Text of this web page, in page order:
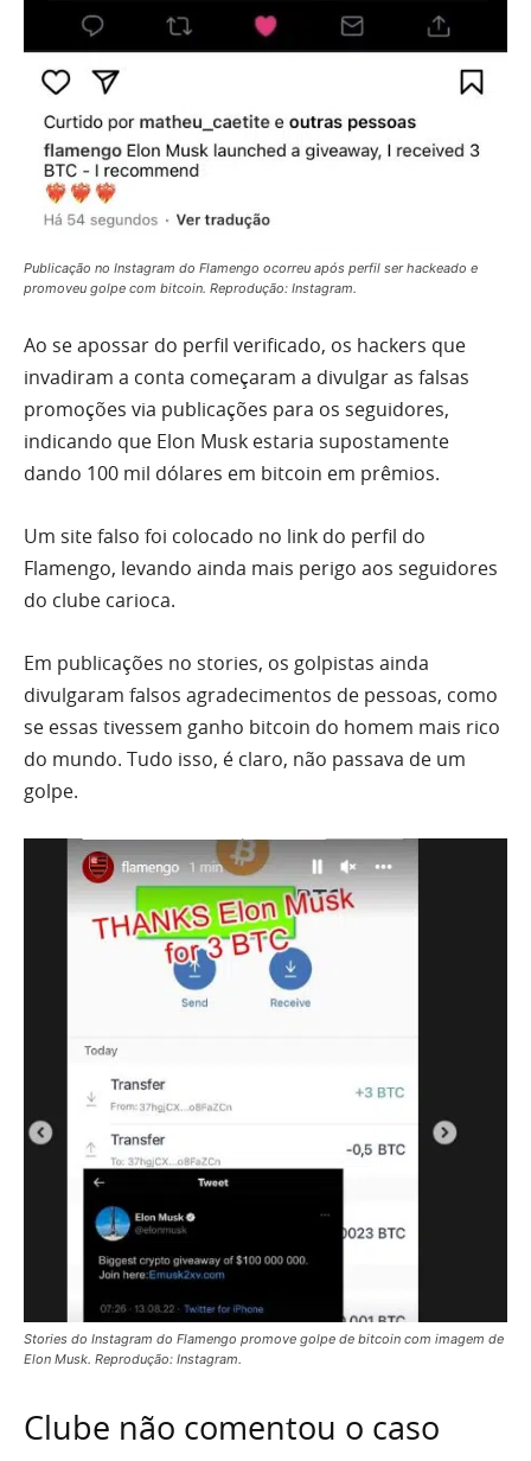
Publicação no Instagram do Flamengo ocorreu após perfil ser hackeado e
promoveu golpe com bitcoin. Reprodução: Instagram.
Ao se apossar do perfil verificado, os hackers que
invadiram a conta começaram a divulgar as falsas
promoções via publicações para os seguidores,
indicando que Elon Musk estaria supostamente
dando 100 mil dólares em bitcoin em prêmios.
Um site falso foi colocado no link do perfil do
Flamengo, levando ainda mais perigo aos seguidores
do clube carioca.
Em publicações no stories, os golpistas ainda
divulgaram falsos agradecimentos de pessoas, como
se essas tivessem ganho bitcoin do homem mais rico
do mundo. Tudo isso, é claro, não passava de um
golpe.
Stories do Instagram do Flamengo promove golpe de bitcoin com imagem de
Elon Musk. Reprodução: Instagram.
Clube não comentou o caso